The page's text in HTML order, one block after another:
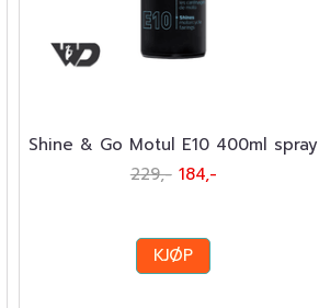
Shine & Go Motul E10 400ml spray
229,- 184,-
KJØP